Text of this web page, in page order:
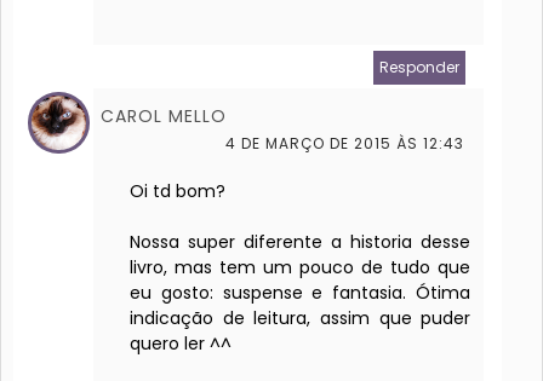
Responder
CAROL MELLO
4 DE MARÇO DE 2015 ÀS 12:43
Oi td bom?
Nossa super diferente a historia desse
livro, mas tem um pouco de tudo que
eu gosto: suspense e fantasia. Ótima
indicação de leitura, assim que puder
quero ler ^^